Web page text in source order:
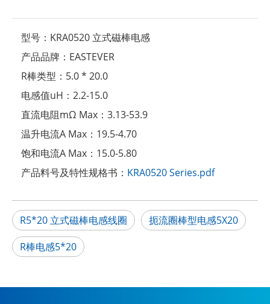
型号： KRA0520 立式磁棒电感
产品品牌： EASTEVER
R棒类型： 5.0 * 20.0
电感值uH： 2.2-15.0
直流电阻mΩ Max： 3.13-53.9
温升电流A Max： 19.5-4.70
饱和电流A Max： 15.0-5.80
产品料号及特性规格书： KRA0520 Series.pdf
R5*20 立式磁棒电感线圈
扼流圈棒型电感5X20
R棒电感5*20